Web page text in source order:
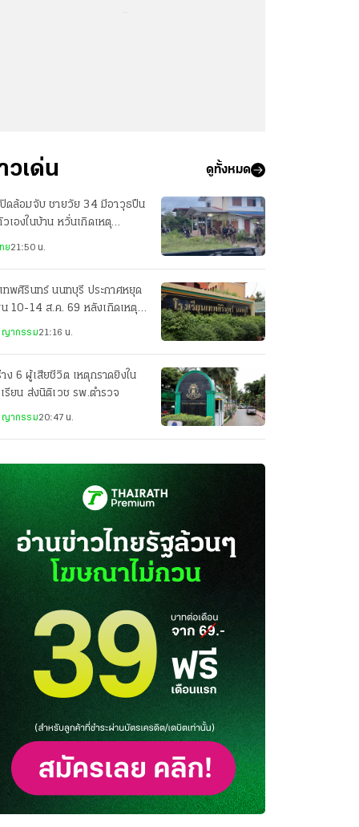
วเด่น ดูทั้งหมด
ดล้อมจับ ชายวัย 34 มีอาวุธปืน
วเองในบ้าน หวั่นเกิดเหตุ
ย21:50 น.
ทพศิรินทร์ นนทบุรี ประกาศหยุด
น 10-14 ส.ค. 69 หลังเกิดเหตุก
ญากรรม21:16 น.
าง 6 ผู้เสียชีวิต เหตุกราดยิงใน
เรียน ส่งนิติเวช รพ.ตำรวจ
ญากรรม20:47 น.